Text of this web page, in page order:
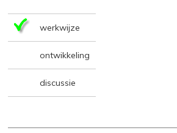
werkwijze
ontwikkeling
discussie